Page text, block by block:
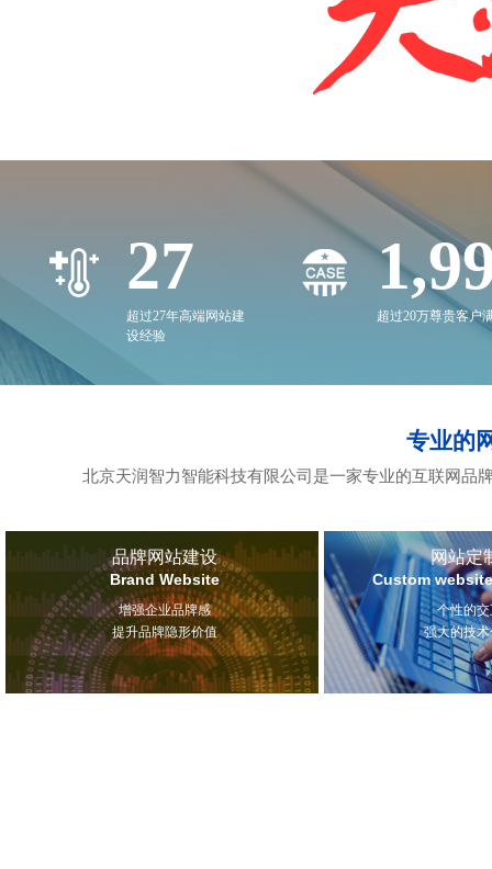
27
超过27年高端网站建
设经验
超过20万尊贵客户
专业的
北京天润智力智能科技有限公司是一家专业的互联网品
品牌网站建设
Brand Website
增强企业品牌感
提升品牌隐形价值
网站定
Custom
个性的
强大的技